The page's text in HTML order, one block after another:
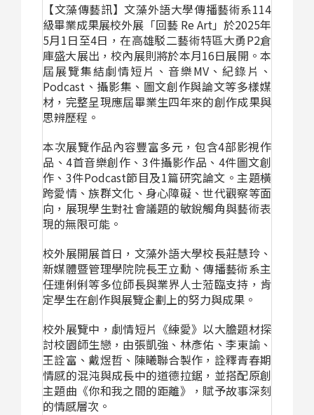
【文藻傳藝訊】文藻外語大學傳播藝術系114
級畢業成果展校外展「回藝 Re Art」於2025年
5月1日至4日，在高雄駁二藝術特區大勇P2倉
庫盛大展出 ，校內展則將於本月16日展開。本
屆展覽集結劇情短片、音樂MV、紀錄片、
Podcast、攝影集、圖文創作與論文等多樣媒
材，完整呈現應屆畢業生四年來的創作成果與
思辨歷程。
本次展覽作品內容豐富多元，包含4部影視作
品、4首音樂創作、3件攝影作品、4件圖文創
作、3件Podcast節目及1篇研究論文。主題橫
跨愛情、族群文化、身心障礙、世代觀察等面
向，展現學生對社會議題的敏銳觸角與藝術表
現的無限可能。
校外展開展首日，文藻外語大學校長莊慧玲、
新媒體暨管理學院院長王立勳、傳播藝術系主
任連俐俐等多位師長與業界人士蒞臨支持，肯
定學生在創作與展覽企劃上的努力與成果。
校外展覽中，劇情短片《練愛》以大膽題材探
討校園師生戀，由張凱強、林彥佑、李東諭、
王詮富、戴煜哲、陳曦聯合製作，詮釋青春期
情感的混沌與成長中的道德拉鋸，並搭配原創
主題曲《你和我之間的距離》，賦予故事深刻
的情感層次。